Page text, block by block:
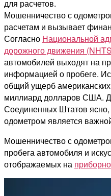
для расчетов.
Мошенничество с
расчетам и вызывает
Согласно Национальной
дорожного движения
автомобилей выходят на
информацией о пробеге.
общий ущерб
миллиард долларов США.
Соединенных Штатов
одометром является
Мошенничество с
пробега автомобиля и
отображаемых на